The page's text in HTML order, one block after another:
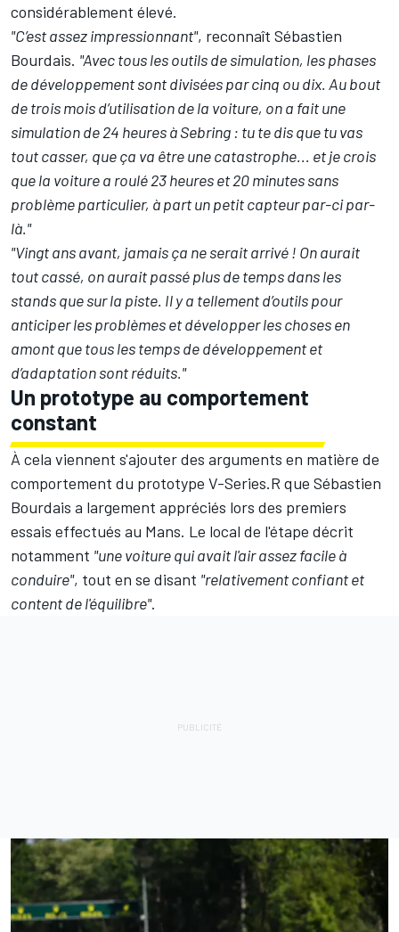
considérablement élevé.
"C’est assez impressionnant", reconnaît Sébastien
Bourdais. "Avec tous les outils de simulation, les phases
de développement sont divisées par cinq ou dix. Au bout
de trois mois d’utilisation de la voiture, on a fait une
simulation de 24 heures à Sebring : tu te dis que tu vas
tout casser, que ça va être une catastrophe... et je crois
que la voiture a roulé 23 heures et 20 minutes sans
problème particulier, à part un petit capteur par-ci par-
là."
"Vingt ans avant, jamais ça ne serait arrivé ! On aurait
tout cassé, on aurait passé plus de temps dans les
stands que sur la piste. Il y a tellement d’outils pour
anticiper les problèmes et développer les choses en
amont que tous les temps de développement et
d’adaptation sont réduits."
Un prototype au comportement
constant
À cela viennent s'ajouter des arguments en matière de
comportement du prototype V-Series.R que Sébastien
Bourdais a largement appréciés lors des premiers
essais effectués au Mans. Le local de l'étape décrit
notamment "une voiture qui avait l'air assez facile à
conduire", tout en se disant "relativement confiant et
content de l'équilibre".